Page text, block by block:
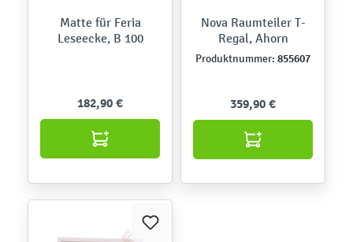
Matte für Feria
Leseecke, B 100
182,90 €
Nova Raumteiler T-
Regal, Ahorn
Produktnummer: 855607
359,90 €